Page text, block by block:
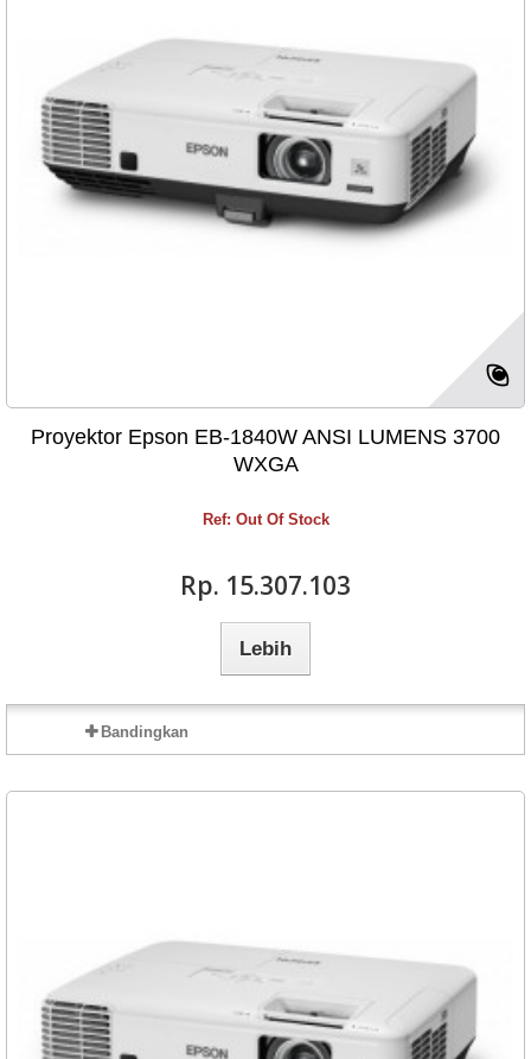
Proyektor Epson EB-1840W ANSI LUMENS 3700
WXGA
Ref: Out Of Stock
Rp‎. 15.307.103
Lebih
Bandingkan